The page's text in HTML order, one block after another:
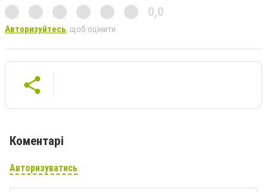
0,0
Авторизуйтесь, щоб оцінити
Коментарі
Авторизуватись